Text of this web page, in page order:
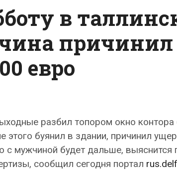
в
евро
разбил топором окно контора
этого буянил в здании, причинил
с мужчиной будет дальше, выяснится
сообщил сегодня портал